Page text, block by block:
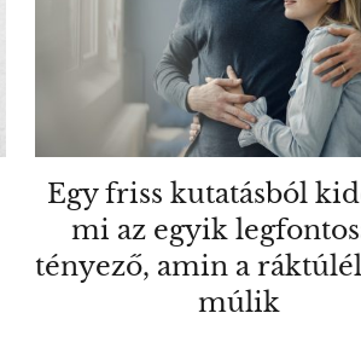
Egy friss kutatásból
mi az egyik
tényező, amin a
múlik